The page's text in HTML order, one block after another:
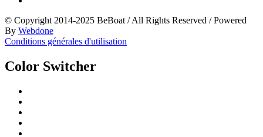
© Copyright 2014-2025 BeBoat/All Rights Reserved /Powered
By Webdone
Conditions générales d'utilisation
Color Switcher